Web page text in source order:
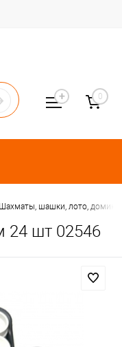
0
Шахматы, шашки, лото,
24 шт 02546